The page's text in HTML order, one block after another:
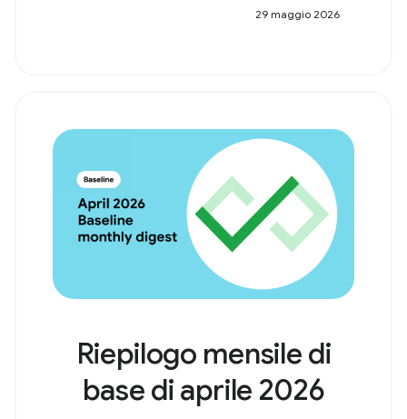
29 maggio 2026
Riepilogo mensile di
base di aprile 2026